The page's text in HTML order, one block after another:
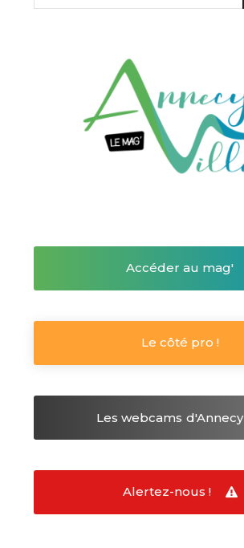
Accéder au mag'
Le côté pro !
Les webcams d'Annecy
Alertez-nous !